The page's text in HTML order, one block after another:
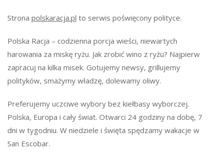
Strona polskaracja.pl to serwis poświęcony polityce.
Polska Racja – codzienna porcja wieści, niewartych
harowania za miskę ryżu. Jak zrobić wino z ryżu? Najpierw
zapracuj na kilka misek. Gotujemy newsy, grillujemy
polityków, smażymy władzę, dolewamy oliwy.
Preferujemy uczciwe wybory bez kiełbasy wyborczej.
Polska, Europa i cały świat. Otwarci 24 godziny na dobę, 7
dni w tygodniu. W niedziele i święta spędzamy wakacje w
San Escobar.